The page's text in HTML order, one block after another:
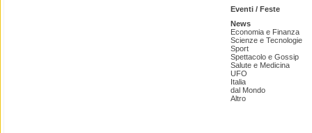
Eventi / Feste
News
Economia e Finanza
Scienze e Tecnologie
Sport
Spettacolo e Gossip
Salute e Medicina
UFO
Italia
dal Mondo
Altro